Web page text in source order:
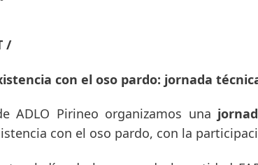
/
con el oso pardo: jornada
ADLO Pirineo organizamos una
con el oso pardo, con la